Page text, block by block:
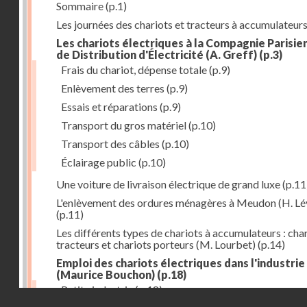
Sommaire(p.1)
Les journées des chariots et tracteurs à accumulateurs
Les chariots électriques à la Compagnie
de Distribution d'Électricité (A. Greff) (p.3)
Frais du chariot, dépense totale(p.9)
Enlèvement des terres (p.9)
Essais et réparations (p.9)
Transport du gros matériel(p.10)
Transport des câbles (p.10)
Éclairage public (p.10)
Une voiture de livraison électrique de grand luxe
L'enlèvement des ordures ménagères à Meudon (H.
(p.11)
Les différents types de chariots à accumulateurs :
tracteurs et chariots porteurs (M. Lourbet) (p.14)
Emploi des chariots électriques dans l'industrie
(Maurice Bouchon) (p.18)
Petite industrie(p.18)